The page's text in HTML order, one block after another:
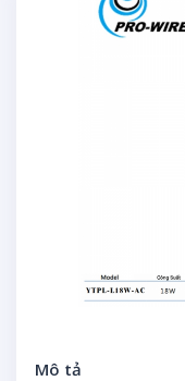
Mô tả